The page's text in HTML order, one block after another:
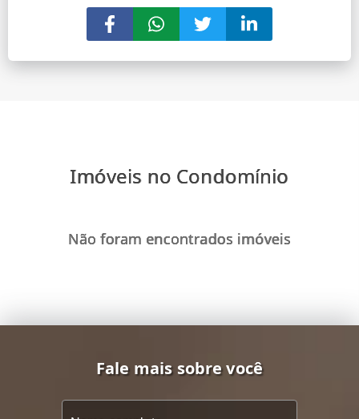
Imóveis no Condomínio
Não foram encontrados imóveis
Fale mais sobre você